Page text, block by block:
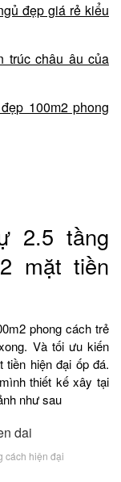
đẹp giá rẻ kiểu
trúc châu âu của
100m2 phong
2.5 tầng
mặt tiền
phong cách trẻ
Và tối ưu kiến
hiện đại ốp đá.
mình thiết kế xây tại
như sau
cách hiện đại